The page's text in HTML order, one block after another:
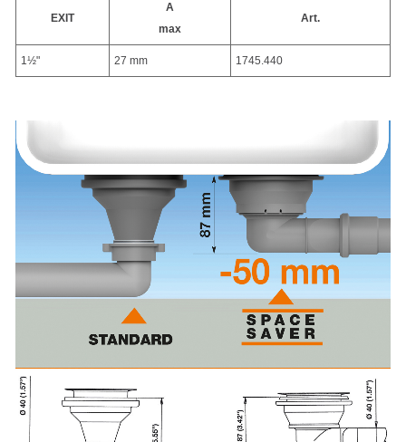
EXIT
A
max
Art.
1½" 27 mm 1745.440